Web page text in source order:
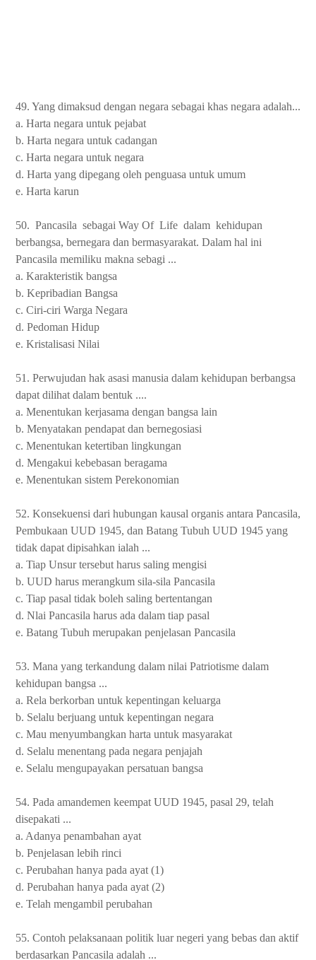
49. Yang dimaksud dengan negara sebagai khas negara adalah...
a. Harta negara untuk pejabat
b. Harta negara untuk cadangan
c. Harta negara untuk negara
d. Harta yang dipegang oleh penguasa untuk umum
e. Harta karun
50. Pancasila sebagai Way Of Life dalam kehidupan
berbangsa, bernegara dan bermasyarakat. Dalam hal ini
Pancasila memiliku makna sebagi ...
a. Karakteristik bangsa
b. Kepribadian Bangsa
c. Ciri-ciri Warga Negara
d. Pedoman Hidup
e. Kristalisasi Nilai
51. Perwujudan hak asasi manusia dalam kehidupan berbangsa
dapat dilihat dalam bentuk ....
a. Menentukan kerjasama dengan bangsa lain
b. Menyatakan pendapat dan bernegosiasi
c. Menentukan ketertiban lingkungan
d. Mengakui kebebasan beragama
e. Menentukan sistem Perekonomian
52. Konsekuensi dari hubungan kausal organis antara Pancasila,
Pembukaan UUD 1945, dan Batang Tubuh UUD 1945 yang
tidak dapat dipisahkan ialah ...
a. Tiap Unsur tersebut harus saling mengisi
b. UUD harus merangkum sila-sila Pancasila
c. Tiap pasal tidak boleh saling bertentangan
d. Nlai Pancasila harus ada dalam tiap pasal
e. Batang Tubuh merupakan penjelasan Pancasila
53. Mana yang terkandung dalam nilai Patriotisme dalam
kehidupan bangsa ...
a. Rela berkorban untuk kepentingan keluarga
b. Selalu berjuang untuk kepentingan negara
c. Mau menyumbangkan harta untuk masyarakat
d. Selalu menentang pada negara penjajah
e. Selalu mengupayakan persatuan bangsa
54. Pada amandemen keempat UUD 1945, pasal 29, telah
disepakati ...
a. Adanya penambahan ayat
b. Penjelasan lebih rinci
c. Perubahan hanya pada ayat (1)
d. Perubahan hanya pada ayat (2)
e. Telah mengambil perubahan
55. Contoh pelaksanaan politik luar negeri yang bebas dan aktif
berdasarkan Pancasila adalah ...